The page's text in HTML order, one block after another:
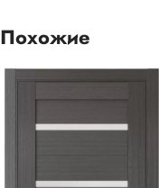
Похожие